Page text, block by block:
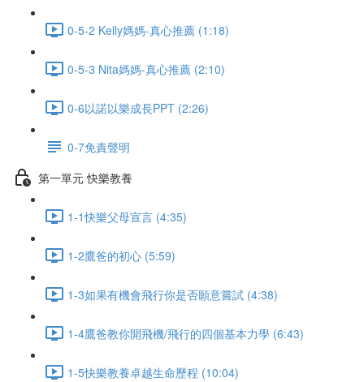
0-5-2 Kelly媽媽-真心推薦 (1:18)
0-5-3 Nita媽媽-真心推薦 (2:10)
0-6以諾以樂成長PPT (2:26)
0-7免責聲明
第一單元 快樂教養
1-1快樂父母宣言 (4:35)
1-2鷹爸的初心 (5:59)
1-3如果有機會飛行你是否願意嘗試 (4:38)
1-4鷹爸教你開飛機/飛行的四個基本力學 (6:43)
1-5快樂教養卓越生命歷程 (10:04)